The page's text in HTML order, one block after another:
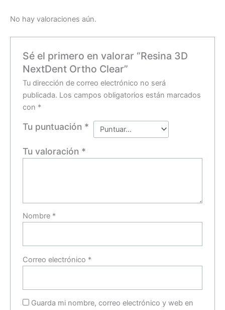
No hay valoraciones aún.
Sé el primero en valorar “Resina 3D
NextDent Ortho Clear”
Tu dirección de correo electrónico no será
publicada. Los campos obligatorios están marcados
con *
Tu puntuación *
Tu valoración *
Nombre *
Correo electrónico *
Guarda mi nombre, correo electrónico y web en